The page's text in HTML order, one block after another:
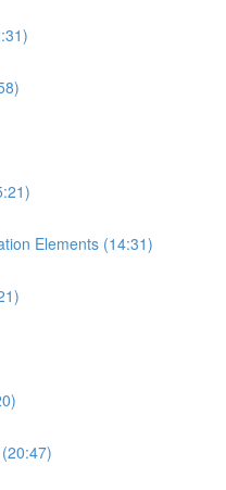
Elements (14:31)